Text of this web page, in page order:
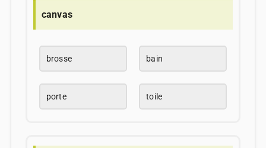
canvas
brosse bain
porte toile